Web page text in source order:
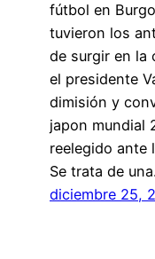
fútbol en
tuvieron los
de surgir en la
el presidente
dimisión y
japon mundial
reelegido ante
Se trata de
diciembre 25,